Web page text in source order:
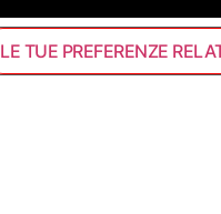
LE TUE PREFERENZE